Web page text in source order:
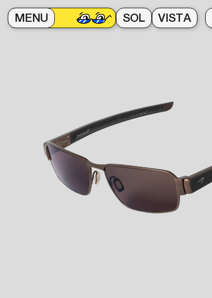
MENU SOL VISTA